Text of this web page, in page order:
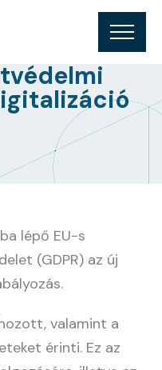
lépő EU-s
(GDPR) az új
valamint a
érinti. Ez az